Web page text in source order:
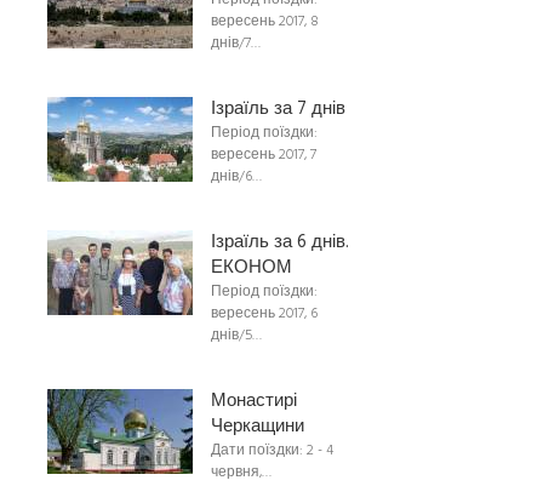
вересень 2017, 8
днів/7…
Ізраїль за 7 днів
Період поїздки:
вересень 2017, 7
днів/6…
Ізраїль за 6 днів.
ЕКОНОМ
Період поїздки:
вересень 2017, 6
днів/5…
Монастирі
Черкащини
Дати поїздки: 2 - 4
червня,…